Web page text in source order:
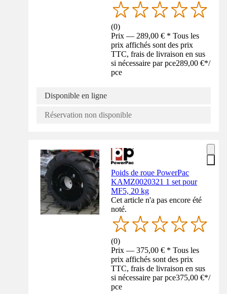
(0)
Prix — 289,00 € * Tous les
prix affichés sont des prix
TTC, frais de livraison en sus
si nécessaire par pce289,00 €*/
pce
Disponible en ligne
Réservation non disponible
Poids de roue PowerPac
KAMZ0020321 1 set pour
MF5, 20 kg
Cet article n'a pas encore été
noté.
(0)
Prix — 375,00 € * Tous les
prix affichés sont des prix
TTC, frais de livraison en sus
si nécessaire par pce375,00 €*/
pce